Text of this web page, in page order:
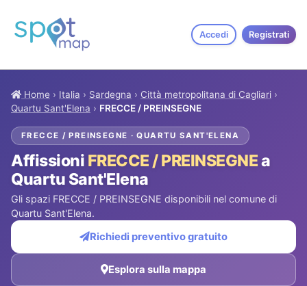
Accedi Registrati
Home › Italia › Sardegna › Città metropolitana di Cagliari ›
Quartu Sant'Elena › FRECCE / PREINSEGNE
FRECCE / PREINSEGNE · QUARTU SANT'ELENA
Affissioni FRECCE / PREINSEGNEa
Quartu Sant'Elena
Gli spazi FRECCE / PREINSEGNE disponibili nel comune di
Quartu Sant'Elena.
Richiedi preventivo gratuito
Esplora sulla mappa